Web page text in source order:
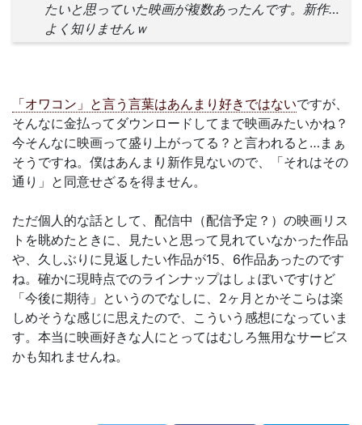
たいと思っていた映画が複数あったんです。新作…
よく知りませんｗ
「オワコン」と言う言葉はあんまり好きではないですが、
そんなに金払ってダウンロードしてまで映画みたいかね？
今そんなに映画って盛り上がってる？と言われると…まぁ
そうですね。僕はあんまり新作見ないので、「それはその
通り」と同意せざるを得ません。
ただ個人的な話として、配信中（配信予定？）の映画リス
トを眺めたときに、見たいと思って見れていなかった作品
や、久しぶりに見返したい作品が15、6作品あったのです
ね。確かに現時点でのラインナップはしょぼいですけど
「今後に期待」というのでなしに、2ヶ月とかそこらは楽
しめそうな感じに思えたので、こういう感想になっていま
す。本当に映画好きな人にとってはむしろ無用なサービス
かも知れませんね。